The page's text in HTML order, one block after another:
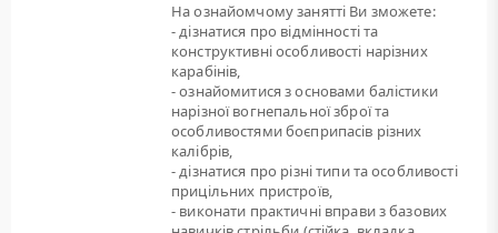
На ознайомчому занятті Ви зможете:
- дізнатися про відмінності та
конструктивні особливості нарізних
карабінів,
- ознайомитися з основами балістики
нарізної вогнепальної зброї та
особливостями боєприпасів різних
калібрів,
- дізнатися про різні типи та особливості
прицільних пристроїв,
- виконати практичні вправи з базових